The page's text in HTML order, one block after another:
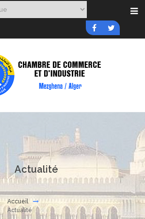
Actualité
Accueil
Actualité